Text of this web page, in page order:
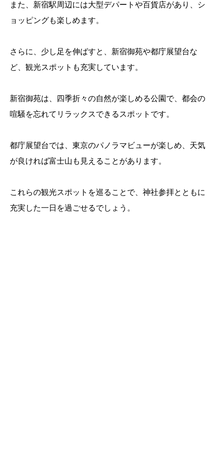
また、新宿駅周辺には大型デパートや百貨店があり、シ
ョッピングも楽しめます。
さらに、少し足を伸ばすと、新宿御苑や都庁展望台な
ど、観光スポットも充実しています。
新宿御苑は、四季折々の自然が楽しめる公園で、都会の
喧騒を忘れてリラックスできるスポットです。
都庁展望台では、東京のパノラマビューが楽しめ、天気
が良ければ富士山も見えることがあります。
これらの観光スポットを巡ることで、神社参拝とともに
充実した一日を過ごせるでしょう。